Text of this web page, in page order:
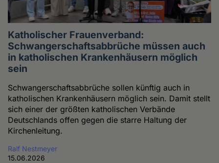
Katholischer Frauenverband:
Schwangerschaftsabbrüche müssen auch
in katholischen Krankenhäusern möglich
sein
Schwangerschaftsabbrüche sollen künftig auch in
katholischen Krankenhäusern möglich sein. Damit stellt
sich einer der größten katholischen Verbände
Deutschlands offen gegen die starre Haltung der
Kirchenleitung.
Ralf Nestmeyer
15.06.2026